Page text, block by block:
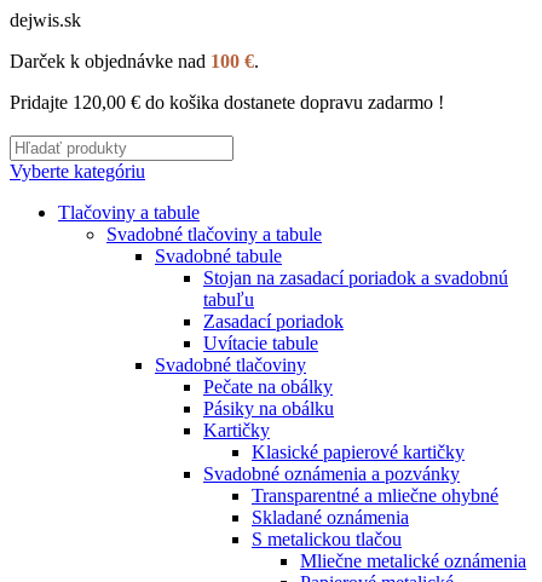
dejwis.sk
Darček k objednávke nad 100 €.
Pridajte 120,00 € do košika dostanete dopravu zadarmo !
Vyberte kategóriu
Tlačoviny a tabule
Svadobné tlačoviny a tabule
Svadobné tabule
Stojan na zasadací poriadok a svadobnú
tabuľu
Zasadací poriadok
Uvítacie tabule
Svadobné tlačoviny
Pečate na obálky
Pásiky na obálku
Kartičky
Klasické papierové kartičky
Svadobné oznámenia a pozvánky
Transparentné a mliečne ohybné
Skladané oznámenia
S metalickou tlačou
Mliečne metalické oznámenia